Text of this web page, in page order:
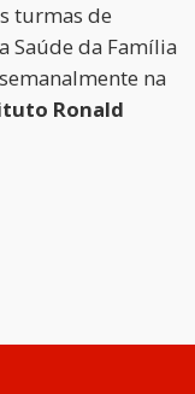
turmas de
Saúde da Família
na
Ronald